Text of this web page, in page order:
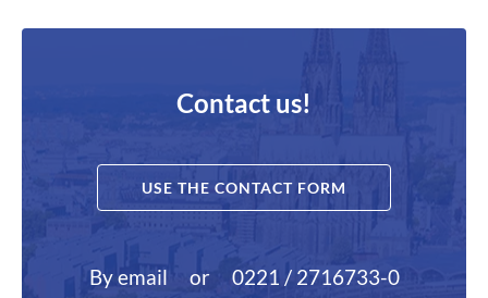
Contact us!
USE THE CONTACT FORM
By email or 0221 / 2716733-0